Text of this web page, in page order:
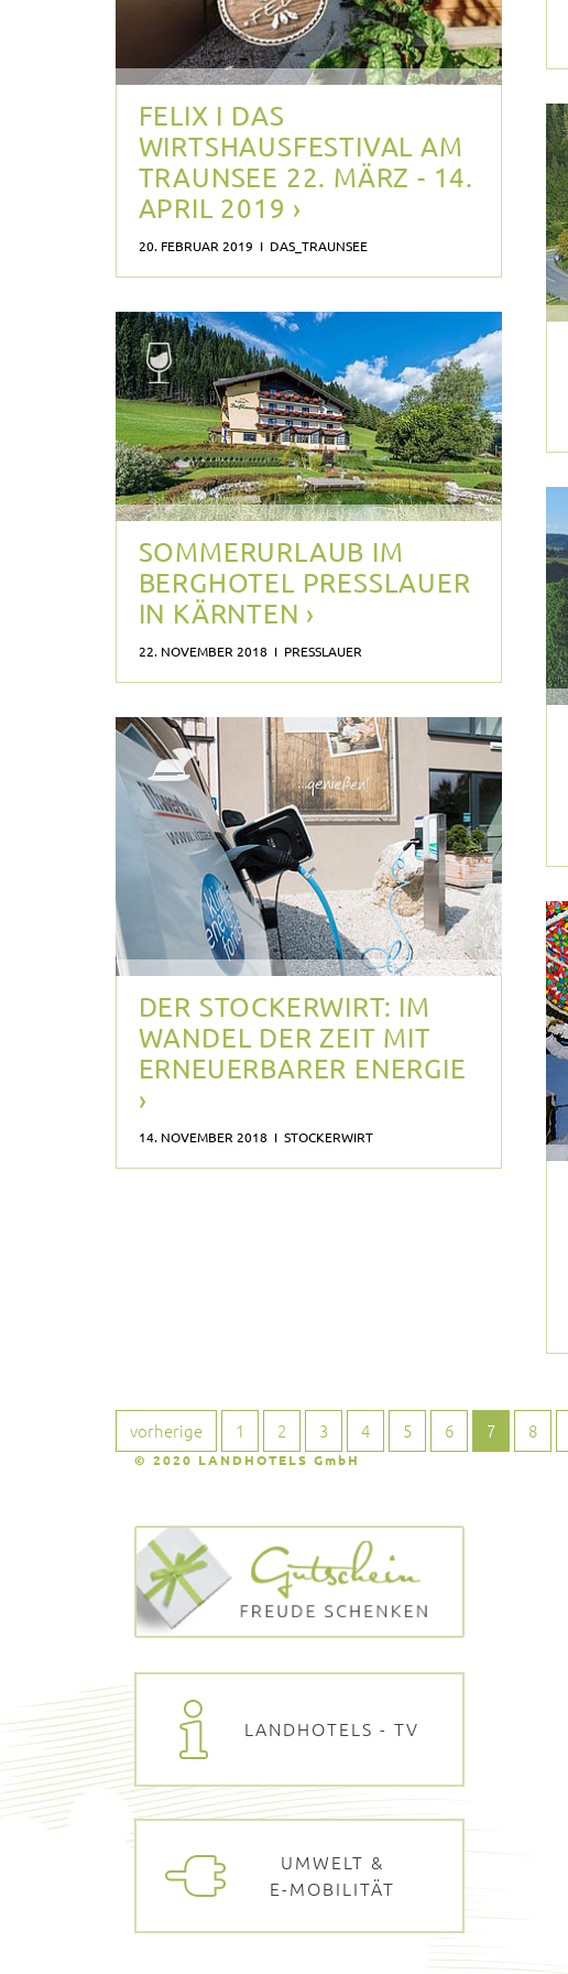
FELIX I DAS
WIRTSHAUSFESTIVAL AM
TRAUNSEE 22. MÄRZ - 14.
APRIL 2019 ›
20. FEBRUAR 2019 I DAS_TRAUNSEE
SOMMERURLAUB IM
BERGHOTEL PRESSLAUER
IN KÄRNTEN ›
22. NOVEMBER 2018 I PRESSLAUER
DER STOCKERWIRT: IM
WANDEL DER ZEIT MIT
ERNEUERBARER ENERGIE
›
14. NOVEMBER 2018 I STOCKERWIRT
vorherige 1 2 3 4 5 6 7 8
© 2020 LANDHOTELS GmbH
LANDHOTELS - TV
UMWELT &
E-MOBILITÄT